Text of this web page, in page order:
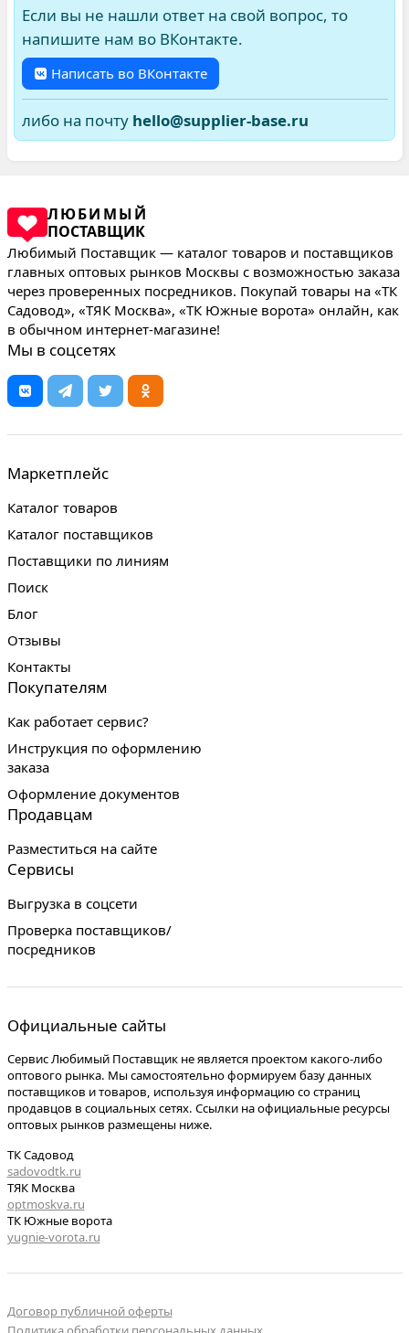
Если вы не нашли ответ на свой вопрос, то
напишите нам во ВКонтакте.
Написать во ВКонтакте
либо на почту hello@supplier-base.ru
ЛЮБИМЫЙ
ПОСТАВЩИК
Любимый Поставщик — каталог товаров и поставщиков
главных оптовых рынков Москвы с возможностью заказа
через проверенных посредников. Покупай товары на «ТК
Садовод», «ТЯК Москва», «ТК Южные ворота» онлайн, как
в обычном интернет-магазине!
Мы в соцсетях
Маркетплейс
Каталог товаров
Каталог поставщиков
Поставщики по линиям
Поиск
Блог
Отзывы
Контакты
Покупателям
Как работает сервис?
Инструкция по оформлению
заказа
Оформление документов
Продавцам
Разместиться на сайте
Сервисы
Выгрузка в соцсети
Проверка поставщиков/
посредников
Официальные сайты
Сервис Любимый Поставщик не является проектом какого-либо
оптового рынка. Мы самостоятельно формируем базу данных
поставщиков и товаров, используя информацию со страниц
продавцов в социальных сетях. Ссылки на официальные ресурсы
оптовых рынков размещены ниже.
ТК Садовод
sadovodtk.ru
ТЯК Москва
optmoskva.ru
ТК Южные ворота
yugnie-vorota.ru
Договор публичной оферты